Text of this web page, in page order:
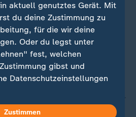
aktuell genutztes Gerät. Mit
du deine Zustimmung zu
für die wir deine
Oder du legst unter
fest, welchen
gibst und
Datenschutzeinstellungen
widerrufen oder ändern.
Zustimmen